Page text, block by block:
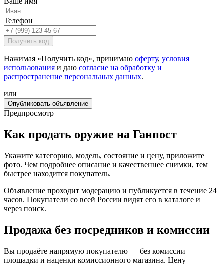
Телефон
Получить код
Нажимая «Получить код», принимаю оферту, условия
использования и даю согласие на обработку и
распространение персональных данных.
или
Опубликовать объявление
Предпросмотр
Как продать оружие на Ганпост
Укажите категорию, модель, состояние и цену, приложите
фото. Чем подробнее описание и качественнее снимки, тем
быстрее находится покупатель.
Объявление проходит модерацию и публикуется в течение 24
часов. Покупатели со всей России видят его в каталоге и
через поиск.
Продажа без посредников и комиссии
Вы продаёте напрямую покупателю — без комиссии
площадки и наценки комиссионного магазина. Цену